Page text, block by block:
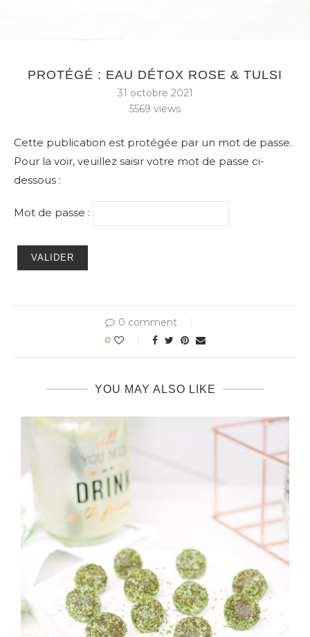
PROTÉGÉ : EAU DÉTOX ROSE & TULSI
31 octobre 2021
5569 views
Cette publication est protégée par un mot de passe.
Pour la voir, veuillez saisir votre mot de passe ci-
dessous :
Mot de passe :
0 comment
0
YOU MAY ALSO LIKE